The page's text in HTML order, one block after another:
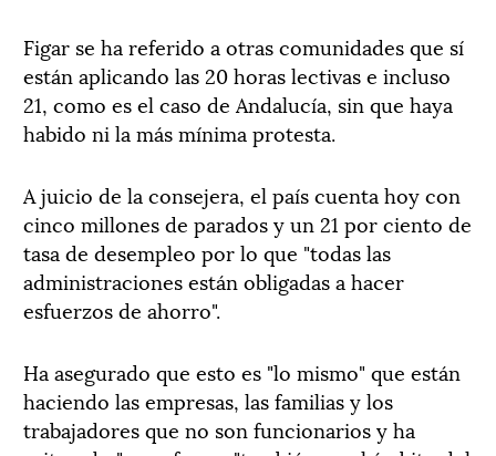
Figar se ha referido a otras comunidades que sí
están aplicando las 20 horas lectivas e incluso
21, como es el caso de Andalucía, sin que haya
habido ni la más mínima protesta.
A juicio de la consejera, el país cuenta hoy con
cinco millones de parados y un 21 por ciento de
tasa de desempleo por lo que "todas las
administraciones están obligadas a hacer
esfuerzos de ahorro".
Ha asegurado que esto es "lo mismo" que están
haciendo las empresas, las familias y los
trabajadores que no son funcionarios y ha